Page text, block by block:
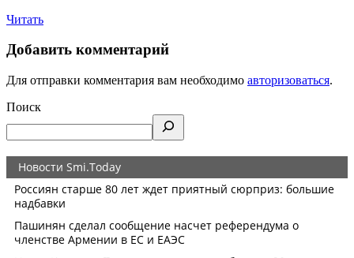
Читать
Добавить комментарий
Для отправки комментария вам необходимо авторизоваться.
Поиск